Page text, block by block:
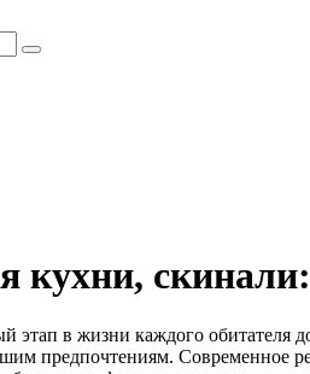
кухни,
этап в жизни каждого обитателя
предпочтениям. Современное